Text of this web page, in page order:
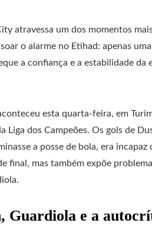
atravessa um dos momentos
o alarme no Etihad: apenas
a confiança e a estabilidade
esta quarta-feira, em
Liga dos Campeões. Os gols de
a posse de bola, era
final, mas também expõe
Guardiola e a